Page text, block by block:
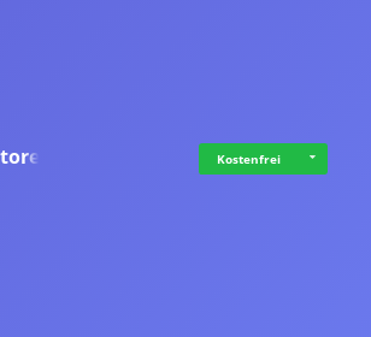
Kostenfrei